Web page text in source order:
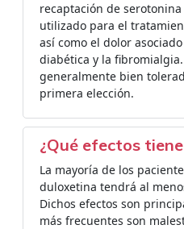
recaptación de
utilizado para el
así como el dolor
diabética y la
generalmente bien
primera elección.
¿Qué efectos
La mayoría de los
duloxetina tendrá al
Dichos efectos son
más frecuentes son